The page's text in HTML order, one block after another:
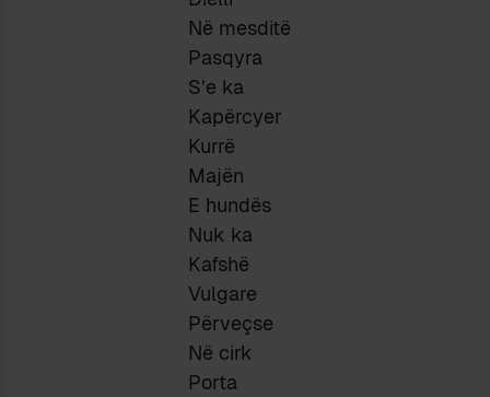
Në mesditë
Pasqyra
S’e ka
Kapërcyer
Kurrë
Majën
E hundës
Nuk ka
Kafshë
Vulgare
Përveçse
Në cirk
Porta